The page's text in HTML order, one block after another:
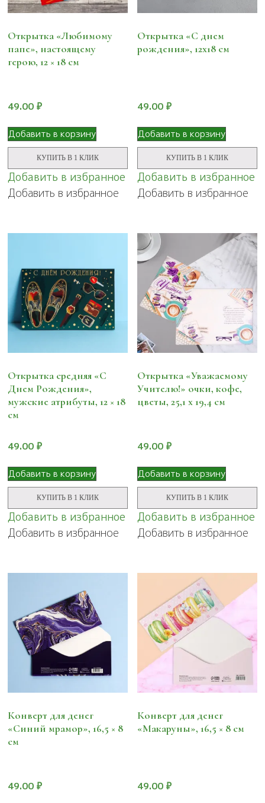
Открытка «Любимому
папе», настоящему
герою, 12 × 18 см
49.00 ₽
Добавить в корзину
КУПИТЬ В 1 КЛИК
Добавить в избранное
Добавить в избранное
Открытка «С днем
рождения», 12х18 см
49.00₽
Добавить в корзину
КУПИТЬ В 1 КЛИК
Добавить в избранное
Добавить в избранное
Открытка средняя «С
Днем Рождения»,
мужские атрибуты, 12 × 18
см
49.00 ₽
Добавить в корзину
КУПИТЬ В 1 КЛИК
Добавить в избранное
Добавить в избранное
Открытка «Уважаемому
Учителю!» очки, кофе,
цветы, 25,1 х 19,4 см
49.00₽
Добавить в корзину
КУПИТЬ В 1 КЛИК
Добавить в избранное
Добавить в избранное
Конверт для денег
«Синий мрамор», 16,5 × 8
см
49.00 ₽
Конверт для денег
«Макаруны», 16,5 × 8 см
49.00₽